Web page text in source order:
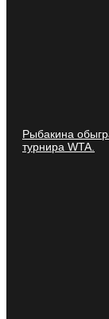
Рыбакина
турнира WTA.